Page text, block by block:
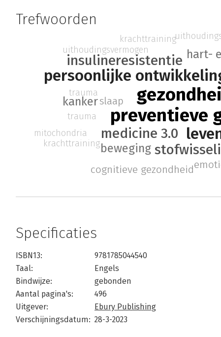
Trefwoorden
preventieve
persoonlijke
medicine 3.0
insulineresistentie hart-
beweging
kankerslaap
cognitieve gezondheid
krachttraining
uithoudingsvermogen
trauma
mitochondria
krachttraining
trauma
Specificaties
ISBN13:
9781785044540
Taal:
Engels
Bindwijze:
gebonden
Aantal pagina's:
496
Uitgever:
Ebury Publishing
Verschijningsdatum: 28-3-2023